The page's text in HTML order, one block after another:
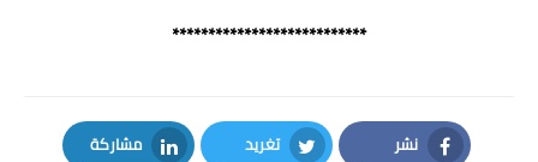
***************************
نشر تغريد مشاركة